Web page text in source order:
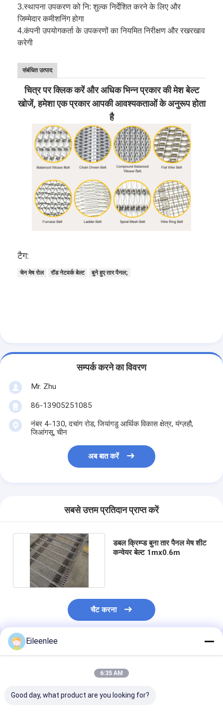
3.स्थापना उपकरण को नि: शुल्क निर्देशित करने के लिए और
जिम्मेदार कमीशनिंग होगा
4.कंपनी उपयोगकर्ता के उपकरणों का नियमित निरीक्षण और रखरखाव
करेगी
संबंधित उत्पाद
चित्र पर क्लिक करें और अधिक भिन्न प्रकार की मेश बेल्ट
खोजें, हमेशा एक प्रकार आपकी आवश्यकताओं के अनुरूप होता
है
टैग:
चेन मेष रोल रॉड नेटवर्क बेल्ट बुने हुए तार पैनल;
सम्पर्क करने का विवरण
Mr. Zhu
86-13905251085
नंबर 4-130, दचांग रोड, जियांगडु आर्थिक विकास क्षेत्र, यंग्ज़हौ,
जिआंगसू, चीन
अब बात करें
सबसे उत्तम प्रतिदान प्राप्त करें
डबल क्रिम्प्ड बुना तार पैनल मेष शीट
कन्वेयर बेल्ट 1mx0.6m
चैट करना
अनुशंसित उत्पाद
Eileenlee
6:35 AM
Good day, what product are you looking for?